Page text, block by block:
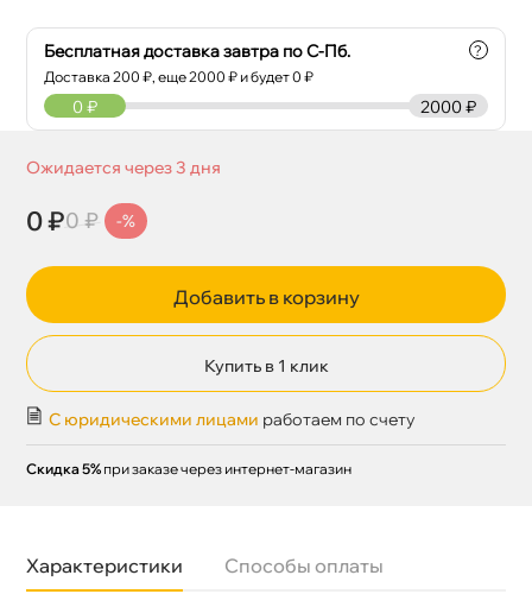
Бесплатная доставка завтра по С-Пб.
Доставка200 ₽, еще2000 ₽ и будет 0 ₽
?
2000 ₽
0 ₽
Ожидается через 3 дня
0 ₽0 ₽ -%
Добавить в корзину
Купить в 1 клик
С юридическими лицами работаем по счету
Скидка 5% при заказе через интернет-магазин
Характеристики Способы оплаты